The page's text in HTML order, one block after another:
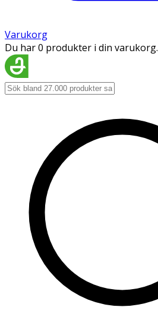
Varukorg
Du har 0 produkter i din varukorg.